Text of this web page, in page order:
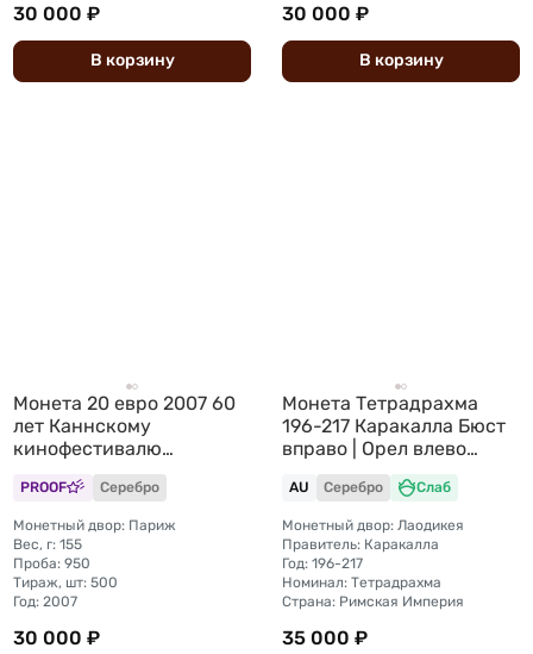
30 000 ₽
В корзину
30 000 ₽
В корзину
Монета 20 евро 2007 60
лет Каннскому
кинофестивалю
Франция
PROOF Серебро
Монетный двор: Париж
Вес, г: 155
Проба: 950
Тираж, шт: 500
Год: 2007
30 000 ₽
Монета Тетрадрахма
196-217 Каракалла Бюст
вправо | Орел влево
Сирия Лаодикея
Римская Империя
AU Серебро Слаб
Монетный двор: Лаодикея
Правитель: Каракалла
Год: 196-217
Номинал: Тетрадрахма
Страна: Римская Империя
35 000 ₽